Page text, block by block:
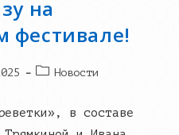
на
фестивале!
PostНовости
в составе